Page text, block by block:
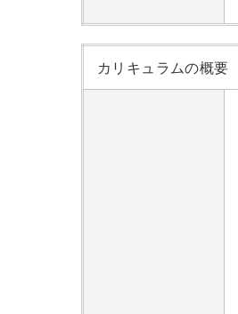
カリキュラムの概要